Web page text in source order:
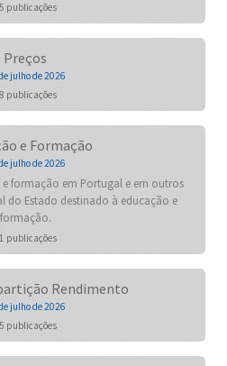
publicações
Preços
julho de 2026
publicações
e Formação
julho de 2026
e formação em Portugal e em outros
do Estado destinado à educação e
formação.
publicações
Rendimento
julho de 2026
publicações